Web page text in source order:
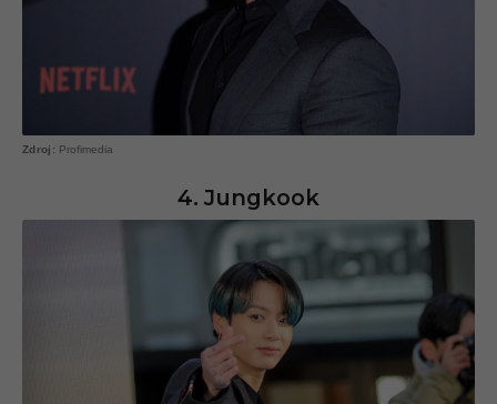
Profimedia
4. Jungkook